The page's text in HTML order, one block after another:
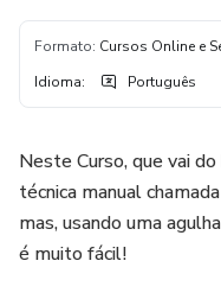
Formato: Cursos Online e
Idioma: Português
Neste Curso, que vai
técnica manual
mas, usando uma
é muito fácil!